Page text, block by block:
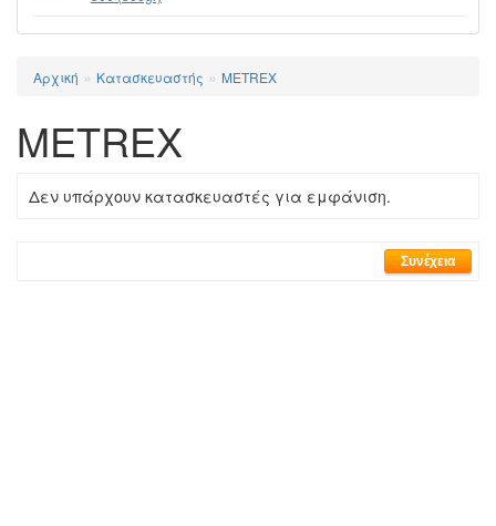
Αρχική » Κατασκευαστής » METREX
METREX
Δεν υπάρχουν κατασκευαστές για εμφάνιση.
Συνέχεια